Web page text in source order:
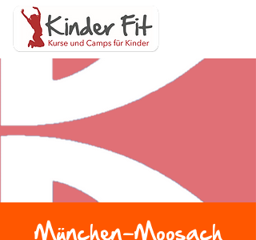
München-Moosach